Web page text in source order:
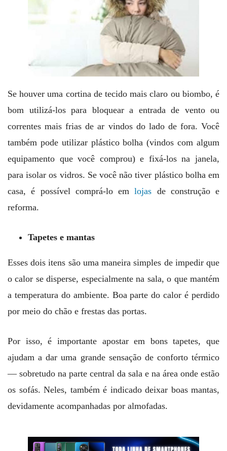
Se houver uma cortina de tecido mais claro ou biombo, é
bom utilizá-los para bloquear a entrada de vento ou
correntes mais frias de ar vindos do lado de fora. Você
também pode utilizar plástico bolha (vindos com algum
equipamento que você comprou) e fixá-los na janela,
para isolar os vidros. Se você não tiver plástico bolha em
casa, é possível comprá-lo emlojas de construção e
reforma.
Tapetes e mantas
Esses dois itens são uma maneira simples de impedir que
o calor se disperse, especialmente na sala, o que mantém
a temperatura do ambiente. Boa parte do calor é perdido
por meio do chão e frestas das portas.
Por isso, é importante apostar em bons tapetes, que
ajudam a dar uma grande sensação de conforto térmico
— sobretudo na parte central da sala e na área onde estão
os sofás. Neles, também é indicado deixar boas mantas,
devidamente acompanhadas por almofadas.